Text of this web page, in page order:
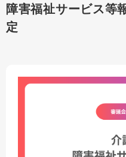
障害福祉サービス
定